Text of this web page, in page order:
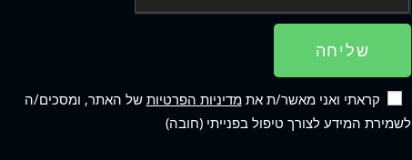
שליחה
קראתי ואני מאשר/ת אתמדיניות הפרטיות של האתר, ומסכים/ה
לשמירת המידע לצורך טיפול בפנייתי (חובה)